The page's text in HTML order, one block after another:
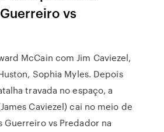
vs
McCain com Jim Caviezel,
Sophia Myles. Depois
travada no espaço, a
Caviezel) cai no meio de
Guerreiro vs Predador na